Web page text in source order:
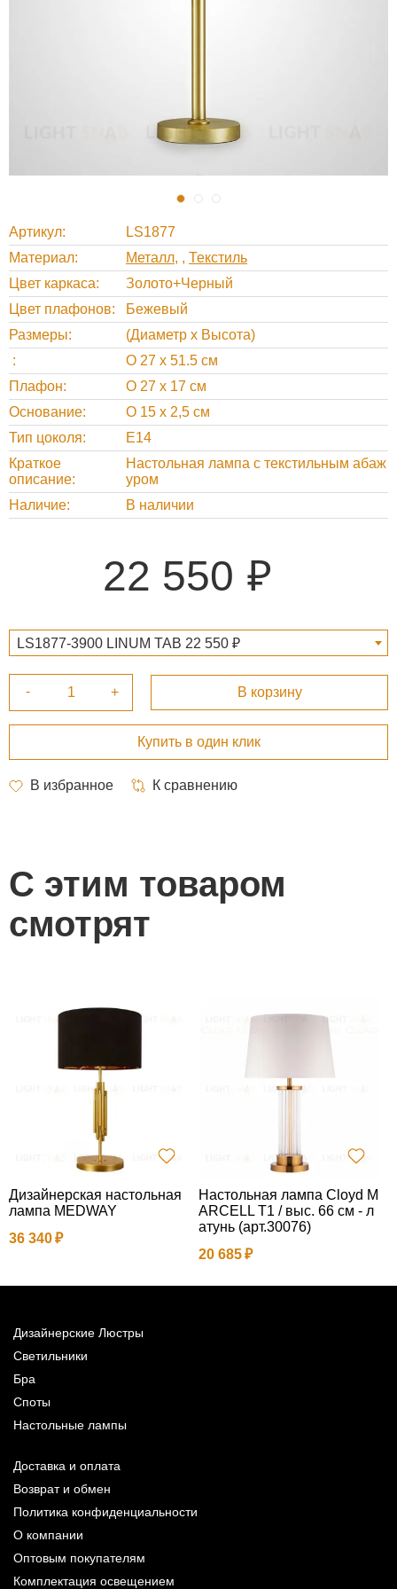
Артикул
LS1877
Материал
Металл , Текстиль
Цвет каркаса
Золото+Черный
Цвет плафонов
Бежевый
Размеры
(Диаметр х Высота)
O 27 х 51.5 см
Плафон
O 27 х 17 см
Основание
O 15 х 2,5 см
Тип цоколя
Е14
Краткое
описание
Настольная лампа с текстильным абаж
уром
Наличие
В наличии
22 550
LS1877-3900 LINUM TAB 22 550 ₽
С этим товаром
смотрят
Дизайнерская настольная
лампа MEDWAY
36 340
Настольная лампа Cloyd M
ARCELL T1 / выс. 66 см - л
атунь (арт.30076)
20 685
Дизайнерские Люстры
Светильники
Бра
Споты
Настольные лампы
Доставка и оплата
Возврат и обмен
Политика конфиденциальности
О компании
Оптовым покупателям
Комплектация освещением